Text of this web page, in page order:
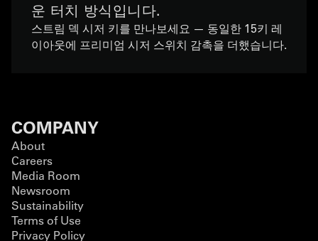
운 터치 방식입니다.
스트림 덱 시저 키를 만나보세요 — 동일한 15키 레
이아웃에 프리미엄 시저 스위치 감촉을 더했습니다.
COMPANY
About
Careers
Media Room
Newsroom
Sustainability
Terms of Use
Privacy Policy